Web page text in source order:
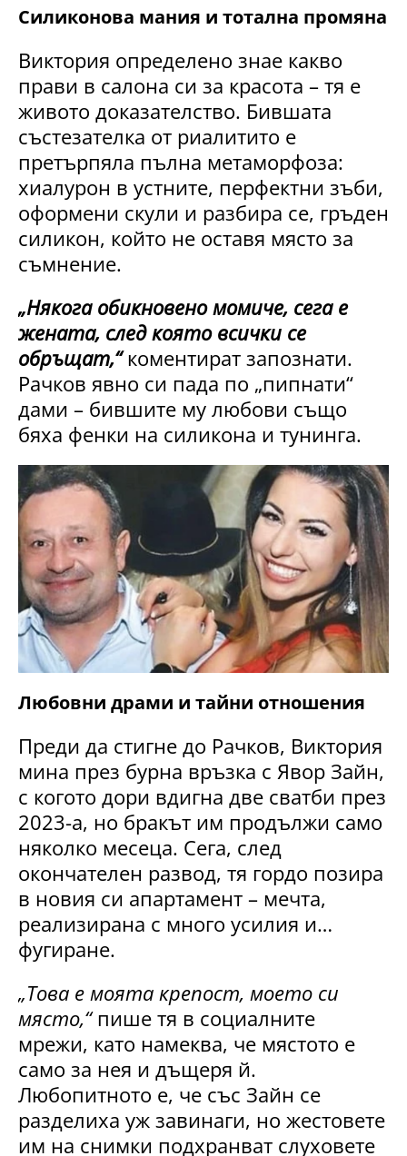
Силиконова мания и тотална промяна
Виктория определено знае какво
прави в салона си за красота – тя е
живото доказателство. Бившата
състезателка от риалитито е
претърпяла пълна метаморфоза:
хиалурон в устните, перфектни зъби,
оформени скули и разбира се, гръден
силикон, който не оставя място за
съмнение.
„Някога обикновено момиче, сега е
жената, след която всички се
обръщат,“коментират запознати.
Рачков явно си пада по „пипнати“
дами – бившите му любови също
бяха фенки на силикона и тунинга.
Любовни драми и тайни отношения
Преди да стигне до Рачков, Виктория
мина през бурна връзка с Явор Зайн,
с когото дори вдигна две сватби през
2023-а, но бракът им продължи само
няколко месеца. Сега, след
окончателен развод, тя гордо позира
в новия си апартамент – мечта,
реализирана с много усилия и…
фугиране.
„Това е моята крепост, моето си
място,“пише тя в социалните
мрежи, като намеква, че мястото е
само за нея и дъщеря й.
Любопитното е, че със Зайн се
разделиха уж завинаги, но жестовете
им на снимки подхранват слуховете